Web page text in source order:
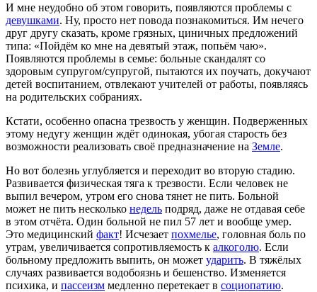
И мне неудобно об этом говорить, появляются проблемы с
девушками. Ну, просто нет повода познакомиться. Им нечего
друг другу сказать, кроме грязных, циничных предложений
типа: «Пойдём ко мне на девятый этаж, попьём чаю».
Появляются проблемы в семье: больные скандалят со
здоровым супругом/супругой, пытаются их поучать, докучают
детей воспитанием, отвлекают учителей от работы, появляясь
на родительских собраниях.
Кстати, особенно опасна трезвость у женщин. Подверженных
этому недугу женщин ждёт одинокая, убогая старость без
возможности реализовать своё предназначение на Земле.
Но вот болезнь углубляется и переходит во вторую стадию.
Развивается физическая тяга к трезвости. Если человек не
выпил вечером, утром его снова тянет не пить. Больной
может не пить несколько недель подряд, даже не отдавая себе
в этом отчёта. Один больной не пил 57 лет и вообще умер.
Это медицинский факт! Исчезает похмелье, головная боль по
утрам, увеличивается сопротивляемость к алкоголю. Если
больному предложить выпить, он может ударить. В тяжёлых
случаях развивается водобоязнь и бешенство. Изменяется
психика, и пассеизм медленно перетекает в социопатию.